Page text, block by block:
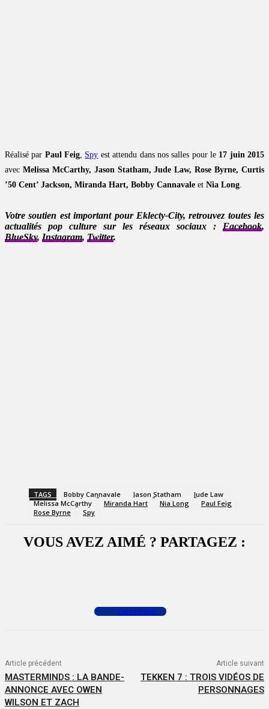
Réalisé par Paul Feig, Spy est attendu dans nos salles pour le 17 juin 2015
avec Melissa McCarthy, Jason Statham, Jude Law, Rose Byrne, Curtis
’50 Cent’ Jackson, Miranda Hart, Bobby Cannavale et Nia Long.
Votre soutien est important pour Eklecty-City, retrouvez toutes les
actualités pop culture sur les réseaux sociaux : Facebook,
BlueSky, Instagram, Twitter.
TAGS Bobby Cannavale Jason Statham
Jude Law
Melissa McCarthy
Miranda Hart Nia Long
Paul Feig
Rose Byrne
Spy
VOUS AVEZ AIMÉ ? PARTAGEZ :
Commenter
Article précédent
MASTERMINDS : LA BANDE-
ANNONCE AVEC OWEN
WILSON ET ZACH
Article suivant
TEKKEN 7 : TROIS VIDÉOS DE
PERSONNAGES